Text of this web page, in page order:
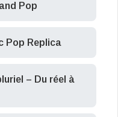
Pop
Pop Replica
– Du réel à